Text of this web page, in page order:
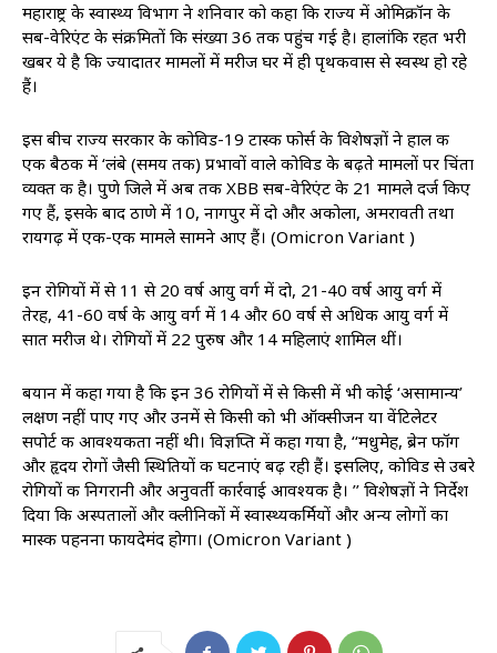
महाराष्ट्र के स्वास्थ्य विभाग ने शनिवार को कहा कि राज्य में ओमिक्रॉन के
सब-वेरिएंट के संक्रमितों कि संख्या 36 तक पहुंच गई है। हालांकि रहत भरी
खबर ये है कि ज्यादातर मामलों में मरीज घर में ही पृथकवास से स्वस्थ हो रहे
हैं।
इस बीच राज्य सरकार के कोविड-19 टास्क फोर्स के विशेषज्ञों ने हाल की
एक बैठक में ‘लंबे (समय तक) प्रभावों वाले कोविड के बढ़ते मामलों पर चिंता
व्यक्त की है। पुणे जिले में अब तक XBB सब-वेरिएंट के 21 मामले दर्ज किए
गए हैं, इसके बाद ठाणे में 10, नागपुर में दो और अकोला, अमरावती तथा
रायगढ़ में एक-एक मामले सामने आए हैं। (Omicron Variant )
इन रोगियों में से 11 से 20 वर्ष आयु वर्ग में दो, 21-40 वर्ष आयु वर्ग में
तेरह, 41-60 वर्ष के आयु वर्ग में 14 और 60 वर्ष से अधिक आयु वर्ग में
सात मरीज थे। रोगियों में 22 पुरुष और 14 महिलाएं शामिल थीं।
बयान में कहा गया है कि इन 36 रोगियों में से किसी में भी कोई ‘असामान्य’
लक्षण नहीं पाए गए और उनमें से किसी को भी ऑक्सीजन या वेंटिलेटर
सपोर्ट की आवश्यकता नहीं थी। विज्ञप्ति में कहा गया है, ‘‘मधुमेह, ब्रेन फॉग
और हृदय रोगों जैसी स्थितियों की घटनाएं बढ़ रही हैं। इसलिए, कोविड से उबरे
रोगियों की निगरानी और अनुवर्ती कार्रवाई आवश्यक है। ’’ विशेषज्ञों ने निर्देश
दिया कि अस्पतालों और क्लीनिकों में स्वास्थ्यकर्मियों और अन्य लोगों का
मास्क पहनना फायदेमंद होगा। (Omicron Variant )